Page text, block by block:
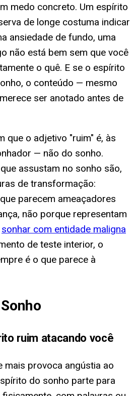
medo concreto. Um espírito
de longe costuma indicar
ansiedade de fundo, uma
não está bem sem que você
o quê. E se o espírito
o conteúdo — mesmo
ser anotado antes de
que o adjetivo "ruim" é, às
— não do sonho.
assustam no sonho são,
de transformação:
parecem ameaçadores
não porque representam
sonhar com entidade maligna
de teste interior, o
é o que parece à
ruim atacando você
mais provoca angústia ao
do sonho parte para